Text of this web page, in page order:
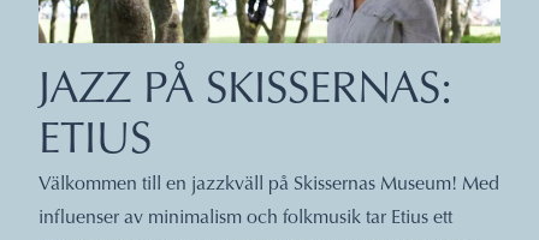
JAZZ PÅ SKISSERNAS:
ETIUS
Välkommen till en jazzkväll på Skissernas Museum! Med
influenser av minimalism och folkmusik tar Etius ett